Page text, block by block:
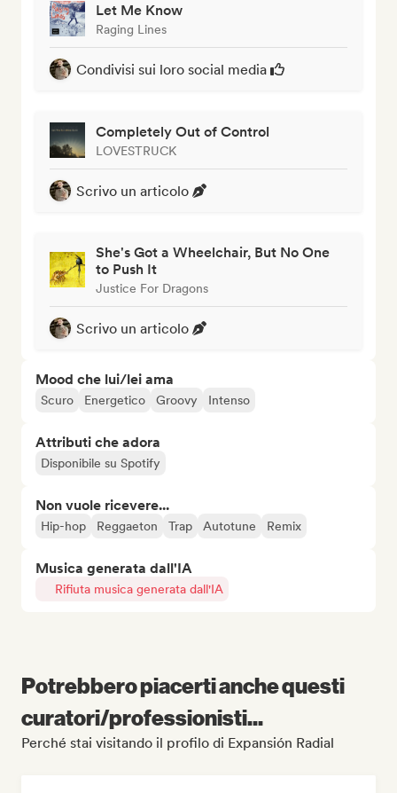
Let Me Know
Raging Lines
Condivisi sui loro social media
Completely Out of Control
LOVESTRUCK
Scrivo un articolo
She's Got a Wheelchair, But No One
to Push It
Justice For Dragons
Scrivo un articolo
Mood che lui/lei ama
Scuro Energetico Groovy Intenso
Attributi che adora
Disponibile su Spotify
Non vuole ricevere...
Hip-hop Reggaeton Trap Autotune Remix
Musica generata dall'IA
Rifiuta musica generata dall'IA
Potrebbero piacerti anche questi
curatori/professionisti...
Perché stai visitando il profilo di Expansión Radial